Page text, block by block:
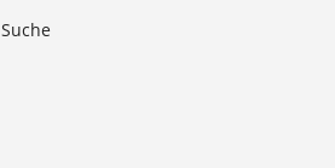
Suche